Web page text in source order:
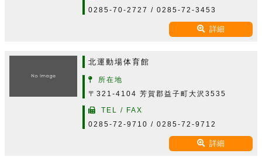
0285-70-2727 / 0285-72-3453
詳細
北運動場体育館
所在地
〒321-4104 芳賀郡益子町大沢3535
TEL / FAX
0285-72-9710 / 0285-72-9712
詳細